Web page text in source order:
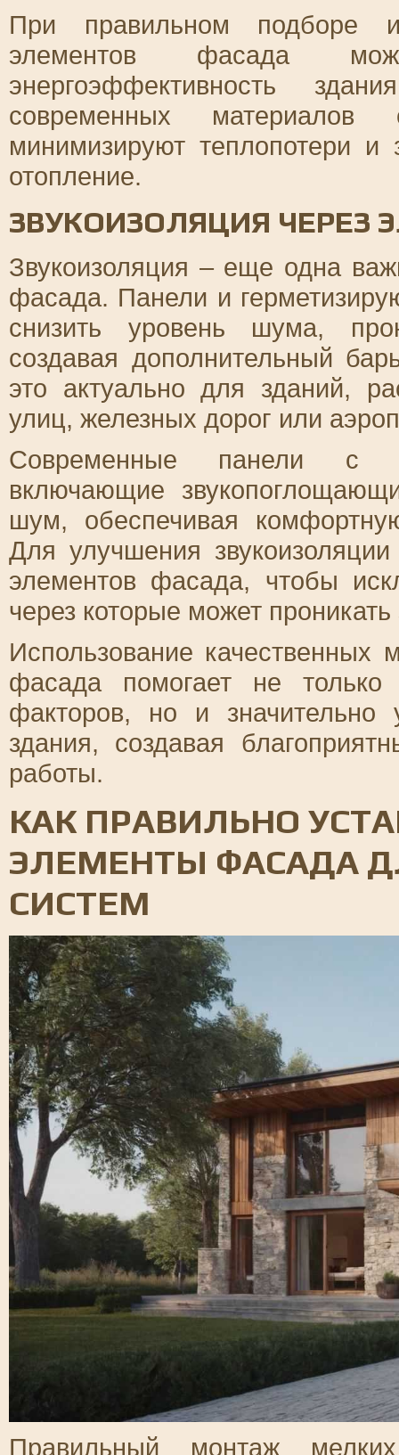
При правильном подборе и
элементов фасада
энергоэффективность
современных материалов
минимизируют теплопотери
отопление.
ЗВУКОИЗОЛЯЦИЯ ЧЕРЕЗ
Звукоизоляция – еще одна
фасада. Панели и
снизить уровень шума,
создавая дополнительный
это актуально для зданий,
улиц, железных дорог или
Современные панели с
включающие
шум, обеспечивая
Для улучшения
элементов фасада, чтобы
через которые может проникать
Использование качественных
фасада помогает не
факторов, но и значительно
здания, создавая
работы.
КАК ПРАВИЛЬНО
ЭЛЕМЕНТЫ ФАСАДА
СИСТЕМ
Правильный монтаж